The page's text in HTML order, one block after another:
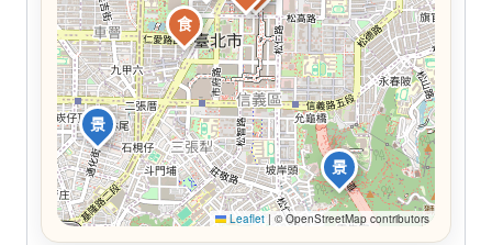
景
景
食
Leaflet | © OpenStreetMap contributors